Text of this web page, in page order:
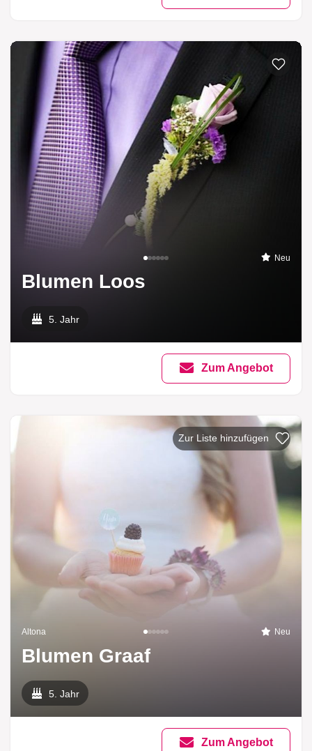
Neu
Blumen Loos
5. Jahr
Zum Angebot
Zur Liste hinzufügen
Altona Neu
Blumen Graaf
5. Jahr
Zum Angebot